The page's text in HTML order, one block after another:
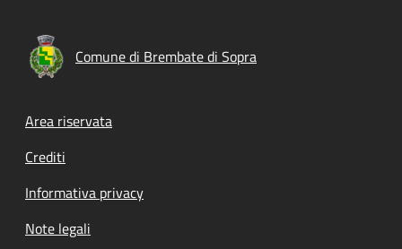
Comune di Brembate di Sopra
Footer menu
Area riservata
Crediti
Informativa privacy
Note legali